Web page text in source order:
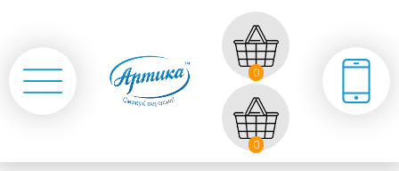
0
0